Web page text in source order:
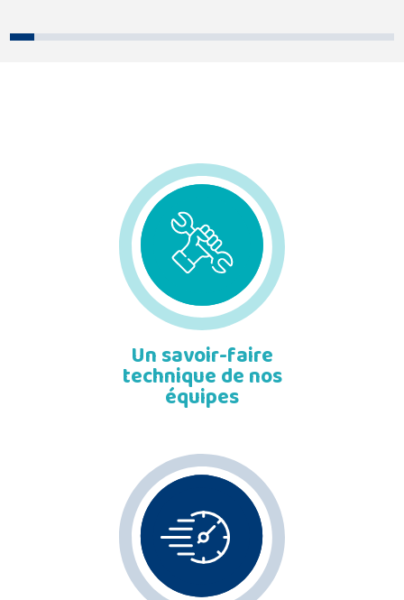
Un savoir-faire
technique de nos
équipes